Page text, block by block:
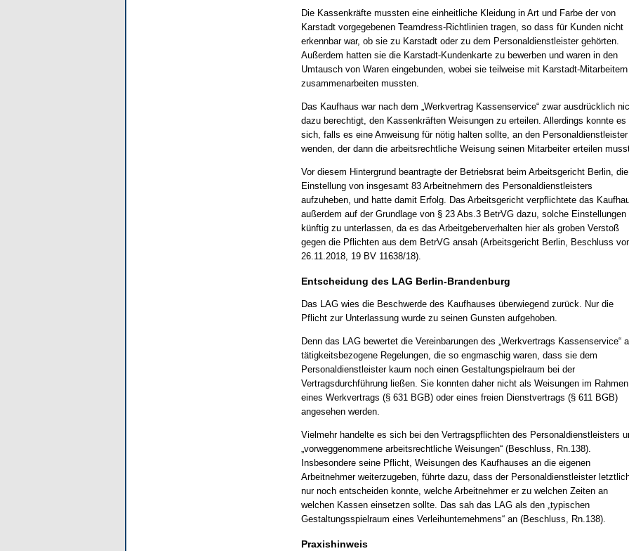
Die Kassenkräfte mussten eine einheitliche Kleidung in Art und Farbe der von
Karstadt vorgegebenen Teamdress-Richtlinien tragen, so dass für Kunden nicht
erkennbar war, ob sie zu Karstadt oder zu dem Personaldienstleister gehörten.
Außerdem hatten sie die Karstadt-Kundenkarte zu bewerben und waren in den
Umtausch von Waren eingebunden, wobei sie teilweise mit Karstadt-Mitarbeitern
zusammenarbeiten mussten.
Das Kaufhaus war nach dem „Werkvertrag Kassenservice“ zwar ausdrücklich
dazu berechtigt, den Kassenkräften Weisungen zu erteilen. Allerdings konnte es
sich, falls es eine Anweisung für nötig halten sollte, an den Personaldienstleister
wenden, der dann die arbeitsrechtliche Weisung seinen Mitarbeiter erteilen
Vor diesem Hintergrund beantragte der Betriebsrat beim Arbeitsgericht Berlin, die
Einstellung von insgesamt 83 Arbeitnehmern des Personaldienstleisters
aufzuheben, und hatte damit Erfolg. Das Arbeitsgericht verpflichtete das
außerdem auf der Grundlage von § 23 Abs.3 BetrVG dazu, solche Einstellungen
künftig zu unterlassen, da es das Arbeitgeberverhalten hier als groben Verstoß
gegen die Pflichten aus dem BetrVG ansah (Arbeitsgericht Berlin, Beschluss
26.11.2018, 19 BV 11638/18).
Entscheidung des LAG Berlin-Brandenburg
Das LAG wies die Beschwerde des Kaufhauses überwiegend zurück. Nur die
Pflicht zur Unterlassung wurde zu seinen Gunsten aufgehoben.
Denn das LAG bewertet die Vereinbarungen des „Werkvertrags Kassenservice“
tätigkeitsbezogene Regelungen, die so engmaschig waren, dass sie dem
Personaldienstleister kaum noch einen Gestaltungspielraum bei der
Vertragsdurchführung ließen. Sie konnten daher nicht als Weisungen im Rahmen
eines Werkvertrags (§ 631 BGB) oder eines freien Dienstvertrags (§ 611 BGB)
angesehen werden.
Vielmehr handelte es sich bei den Vertragspflichten des Personaldienstleisters
„vorweggenommene arbeitsrechtliche Weisungen“ (Beschluss, Rn.138).
Insbesondere seine Pflicht, Weisungen des Kaufhauses an die eigenen
Arbeitnehmer weiterzugeben, führte dazu, dass der Personaldienstleister
nur noch entscheiden konnte, welche Arbeitnehmer er zu welchen Zeiten an
welchen Kassen einsetzen sollte. Das sah das LAG als den „typischen
Gestaltungsspielraum eines Verleihunternehmens“ an (Beschluss, Rn.138).
Praxishinweis